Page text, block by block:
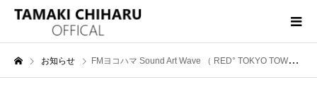
お知らせ FMヨコハマ Sound Art Wave （ RED° TOKYO TOWER ）